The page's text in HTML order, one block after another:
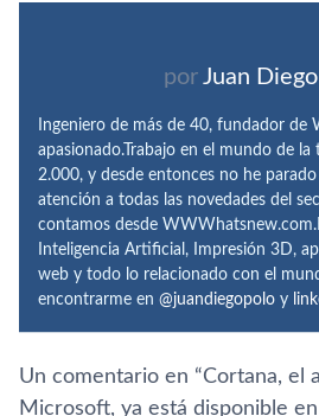
por Juan
Ingeniero de más de 40, fundador
apasionado.Trabajo en el mundo de la
2.000, y desde entonces no he
atención a todas las novedades del
contamos desde
Inteligencia Artificial, Impresión 3D,
web y todo lo relacionado con el
encontrarme en @juandiegopolo y
Un comentario en “Cortana, el
Microsoft, ya está disponible en